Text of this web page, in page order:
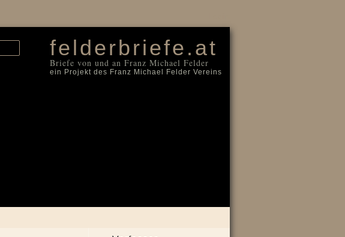
felderbriefe.at
Briefe von und an Franz Michael Felder
ein Projekt des Franz Michael Felder Vereins